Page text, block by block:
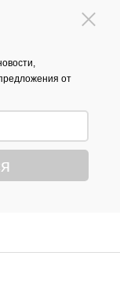
от